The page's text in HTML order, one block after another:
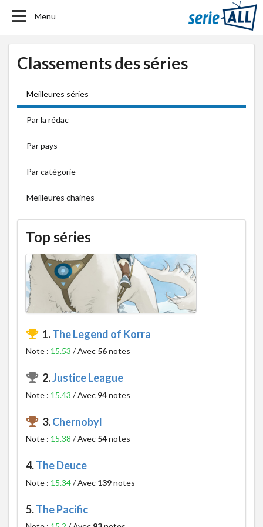
Menu
Classements des séries
Meilleures séries
Par la rédac
Par pays
Par catégorie
Meilleures chaines
Top séries
1.The Legend of Korra
Note : 15.53 / Avec 56notes
2.Justice League
Note : 15.43 / Avec 94notes
3.Chernobyl
Note : 15.38 / Avec 54notes
4.The Deuce
Note : 15.34/ Avec 139notes
5.The Pacific